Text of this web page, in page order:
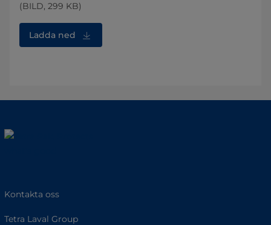
(BILD, 299 KB)
Ladda ned
Kontakta oss
Tetra Laval Group